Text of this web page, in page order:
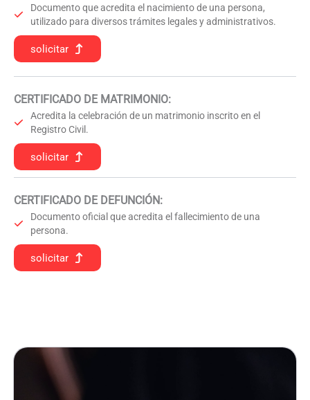
Documento que acredita el nacimiento de una persona,
utilizado para diversos trámites legales y administrativos.
solicitar
CERTIFICADO DE MATRIMONIO:
Acredita la celebración de un matrimonio inscrito en el
Registro Civil.
solicitar
CERTIFICADO DE DEFUNCIÓN:
Documento oficial que acredita el fallecimiento de una
persona.
solicitar